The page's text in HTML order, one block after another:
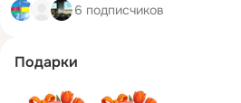
6 подписчиков
Подарки